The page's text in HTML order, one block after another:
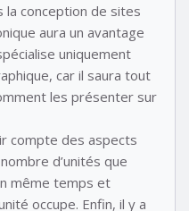
la conception de sites
aura un avantage
uniquement
car il saura tout
les présenter sur
compte des aspects
d’unités que
même temps et
occupe. Enfin, il y a